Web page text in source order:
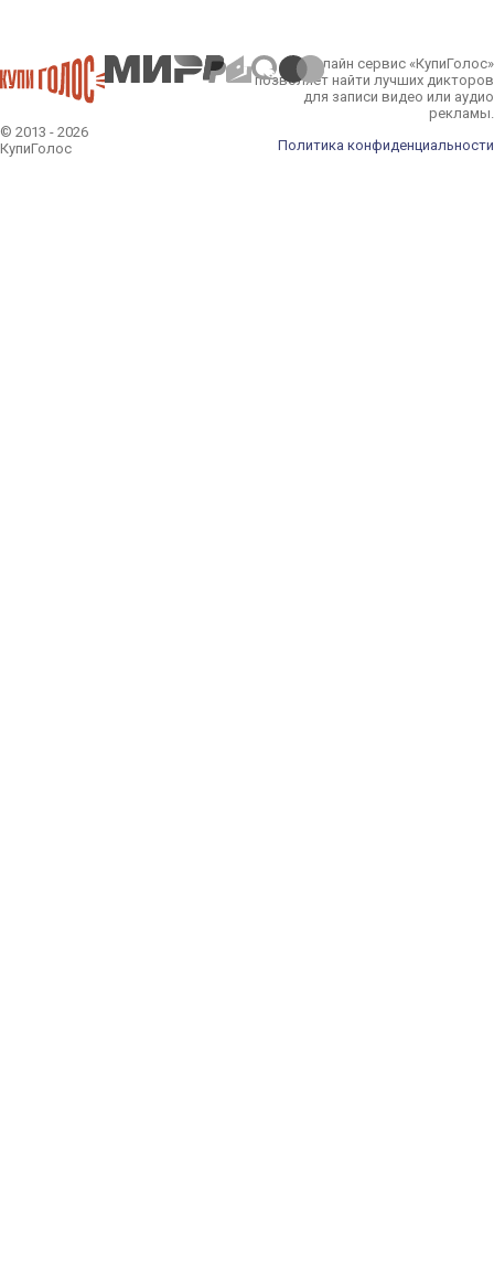
© 2013 - 2026
КупиГолос
Онлайн сервис «КупиГолос»
позволяет найти лучших дикторов
для записи видео или аудио
рекламы.
Политика конфиденциальности